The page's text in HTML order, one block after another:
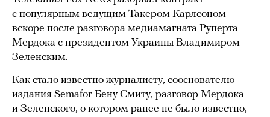
с популярным ведущим Такером Карлсоном
вскоре после разговора медиамагната Руперта
Мердока с президентом Украины Владимиром
Зеленским.
Как стало известно журналисту, сооснователю
издания Semafor Бену Смиту, разговор Мердока
и Зеленского, о котором ранее не было известно,